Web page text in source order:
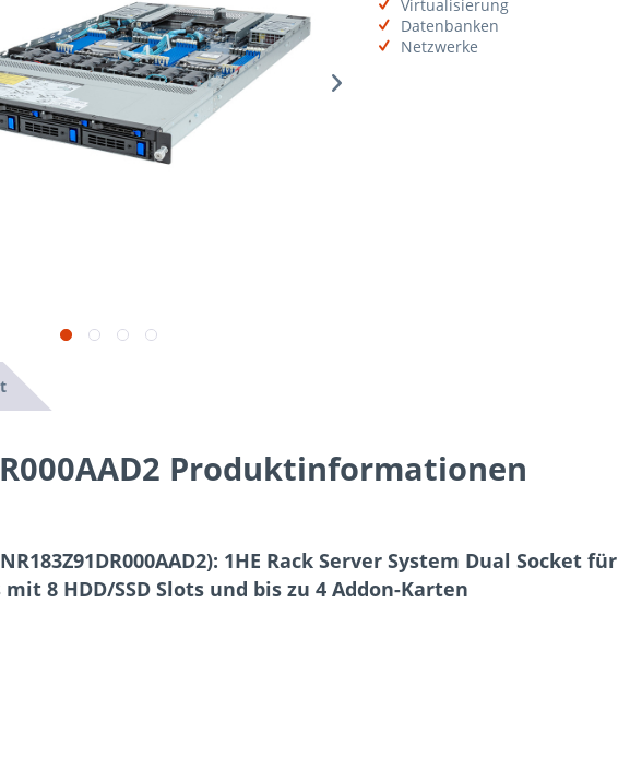
Virtualisierung
Datenbanken
Netzwerke
Produktinformationen
1HE Rack Server System Dual Socket für
mit 8 HDD/SSD Slots und bis zu 4 Addon-Karten